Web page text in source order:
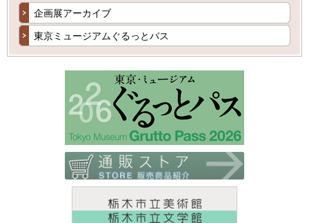
企画展アーカイブ
東京ミュージアムぐるっとバス